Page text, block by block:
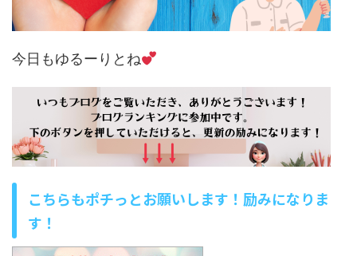
今日もゆるーりとね
こちらもポチっとお願いします！励みになりま
す！